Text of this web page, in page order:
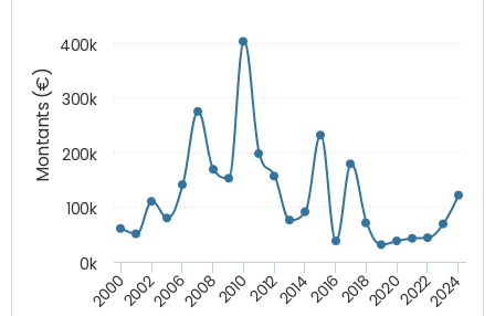
Montants (€)
200020022006200820102012201420162018202020222024
0k
100k
200k
300k
400k